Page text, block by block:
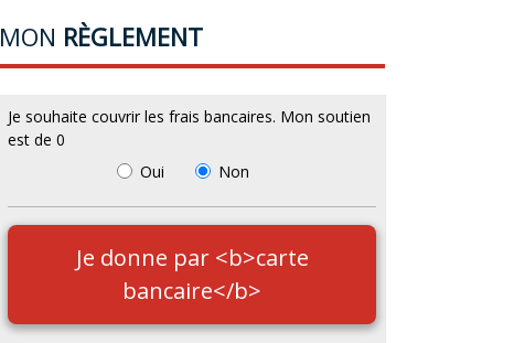
MON RÈGLEMENT
Je souhaite couvrir les frais bancaires. Mon soutien
est de 0
Souhaitez-vous prendre en charge les
Oui Non
Je donne par <b>carte
bancaire</b>